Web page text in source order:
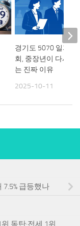
경기도 5070 일자리
회, 중장년이 다시
는 진짜 이유
2025-10-11
급등했나